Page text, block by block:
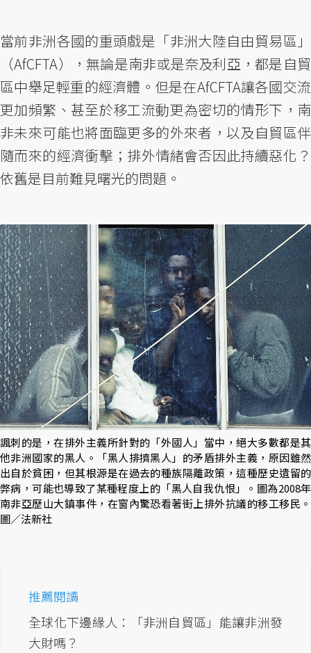
當前非洲各國的重頭戲是「非洲大陸自由貿易區」
（AfCFTA），無論是南非或是奈及利亞，都是自貿
區中舉足輕重的經濟體。但是在AfCFTA讓各國交流
更加頻繁、甚至於移工流動更為密切的情形下，南
非未來可能也將面臨更多的外來者，以及自貿區伴
隨而來的經濟衝擊；排外情緒會否因此持續惡化？
依舊是目前難見曙光的問題。
諷刺的是，在排外主義所針對的「外國人」當中，絕大多數都是其
他非洲國家的黑人。「黑人排擠黑人」的矛盾排外主義，原因雖然
出自於貧困，但其根源是在過去的種族隔離政策，這種歷史遺留的
弊病，可能也導致了某種程度上的「黑人自我仇恨」。圖為2008年
南非亞歷山大鎮事件，在窗內驚恐看著街上排外抗議的移工移民。
圖／法新社
推薦閱讀
全球化下邊緣人：「非洲自貿區」能讓非洲發
大財嗎？